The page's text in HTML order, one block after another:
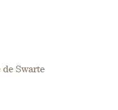
Swarte